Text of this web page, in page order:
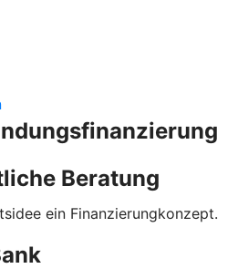
Beratung
ein Finanzierungkonzept.